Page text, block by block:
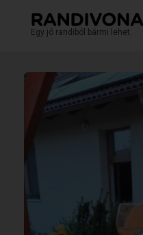
Egy jó randiból bármi lehet.